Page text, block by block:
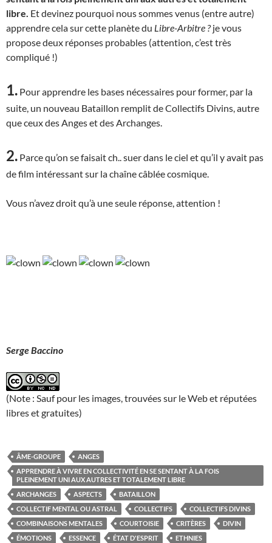
libre. Et devinez pourquoi nous sommes venus (entre autre)
apprendre cela sur cette planète du Libre-Arbitre ?je vous
propose deux réponses probables (attention, c’est très
compliqué !)
1. Pour apprendre les bases nécessaires pour former, par la
suite, un nouveau Bataillon remplit de Collectifs Divins, autre
que ceux des Anges et des Archanges.
2. Parce qu’on se faisait ch.. suer dans le ciel et qu’il y avait pas
de film intéressant sur la chaîne câblée cosmique.
Vous n’avez droit qu’à une seule réponse, attention !
Serge Baccino
(Note : Sauf pour les images, trouvées sur le Web et réputées
libres et gratuites)
ÂME-GROUPE
ANGES
APPRENDRE À VIVRE EN COLLECTIVITÉ EN SE SENTANT À LA FOIS
PLEINEMENT UNI AUX AUTRES ET TOTALEMENT LIBRE
ARCHANGES
ASPECTS
BATAILLON
COLLECTIF MENTAL OU ASTRAL
COLLECTIFS
COLLECTIFS DIVINS
COMBINAISONS MENTALES
COURTOISIE CRITÈRES
DIVIN
ÉMOTIONS
ESSENCE ÉTAT D'ESPRIT ETHNIES